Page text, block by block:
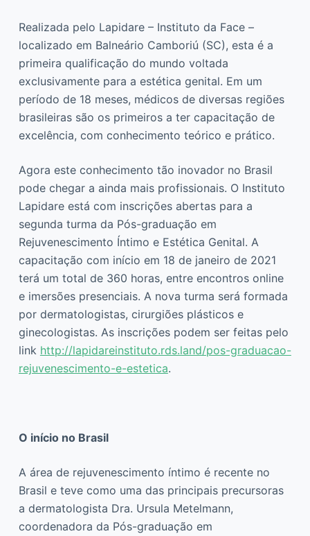
Realizada pelo Lapidare – Instituto da Face –
localizado em Balneário Camboriú (SC), esta é a
primeira qualificação do mundo voltada
exclusivamente para a estética genital. Em um
período de 18 meses, médicos de diversas regiões
brasileiras são os primeiros a ter capacitação de
excelência, com conhecimento teórico e prático.
Agora este conhecimento tão inovador no Brasil
pode chegar a ainda mais profissionais. O Instituto
Lapidare está com inscrições abertas para a
segunda turma da Pós-graduação em
Rejuvenescimento Íntimo e Estética Genital. A
capacitação com início em 18 de janeiro de 2021
terá um total de 360 horas, entre encontros online
e imersões presenciais. A nova turma será formada
por dermatologistas, cirurgiões plásticos e
ginecologistas. As inscrições podem ser feitas pelo
link http://lapidareinstituto.rds.land/pos-graduacao-
rejuvenescimento-e-estetica.
O início no Brasil
A área de rejuvenescimento íntimo é recente no
Brasil e teve como uma das principais precursoras
a dermatologista Dra. Ursula Metelmann,
coordenadora da Pós-graduação em